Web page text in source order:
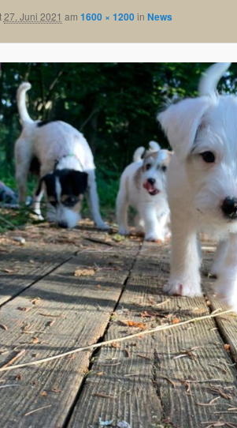
27. Juni 2021 am 1600 × 1200in News